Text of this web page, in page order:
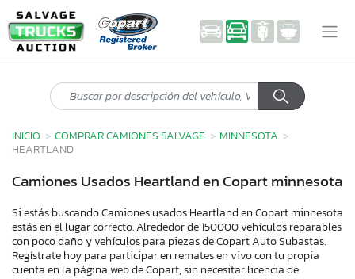
INICIO COMPRAR CAMIONES SALVAGE
MINNESOTA
HEARTLAND
Camiones Usados Heartland en Copart minnesota
Si estás buscando Camiones usados Heartland en Copart minnesota
estás en el lugar correcto. Alrededor de 150000 vehículos reparables
con poco daño y vehículos para piezas de Copart Auto Subastas.
Regístrate hoy para participar en remates en vivo con tu propia
cuenta en la página web de Copart, sin necesitar licencia de